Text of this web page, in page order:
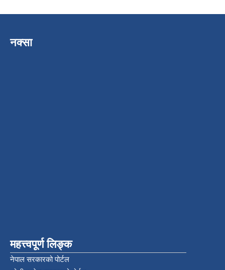
नक्सा
महत्त्वपूर्ण लिङ्क
नेपाल सरकारको पोर्टल